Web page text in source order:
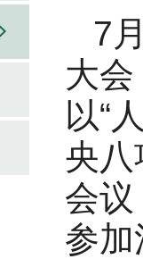
7
大
以“
央
会
参